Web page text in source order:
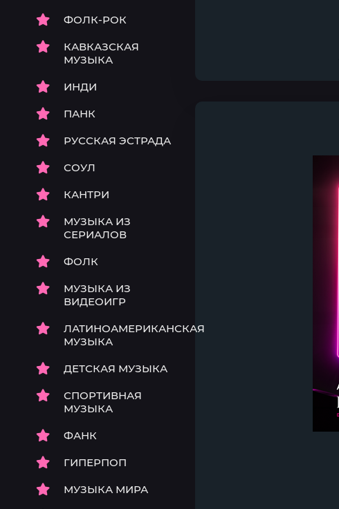
ФОЛК-РОК
КАВКАЗСКАЯ
МУЗЫКА
ИНДИ
ПАНК
РУССКАЯ ЭСТРАДА
СОУЛ
КАНТРИ
МУЗЫКА ИЗ
СЕРИАЛОВ
ФОЛК
МУЗЫКА ИЗ
ВИДЕОИГР
ЛАТИНОАМЕРИКАНСКАЯ
МУЗЫКА
ДЕТСКАЯ МУЗЫКА
СПОРТИВНАЯ
МУЗЫКА
ФАНК
ГИПЕРПОП
МУЗЫКА МИРА